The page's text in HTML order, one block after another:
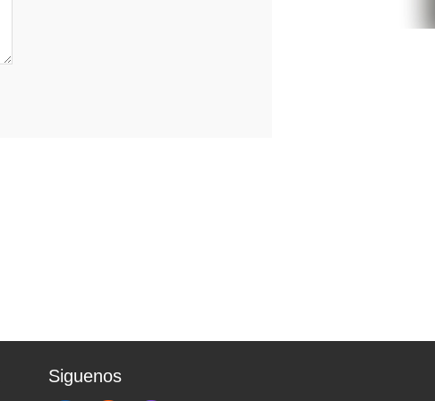
Siguenos